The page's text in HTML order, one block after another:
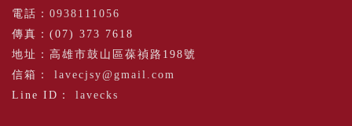
電話： 0938111056
傳真：(07) 373 7618
地址：高雄市鼓山區葆禎路198號
信箱： lavecjsy@gmail.com
Line ID： lavecks